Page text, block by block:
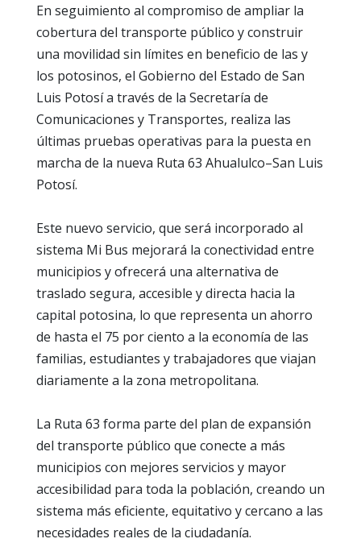
En seguimiento al compromiso de ampliar la
cobertura del transporte público y construir
una movilidad sin límites en beneficio de las y
los potosinos, el Gobierno del Estado de San
Luis Potosí a través de la Secretaría de
Comunicaciones y Transportes, realiza las
últimas pruebas operativas para la puesta en
marcha de la nueva Ruta 63 Ahualulco–San Luis
Potosí.
Este nuevo servicio, que será incorporado al
sistema Mi Bus mejorará la conectividad entre
municipios y ofrecerá una alternativa de
traslado segura, accesible y directa hacia la
capital potosina, lo que representa un ahorro
de hasta el 75 por ciento a la economía de las
familias, estudiantes y trabajadores que viajan
diariamente a la zona metropolitana.
La Ruta 63 forma parte del plan de expansión
del transporte público que conecte a más
municipios con mejores servicios y mayor
accesibilidad para toda la población, creando un
sistema más eficiente, equitativo y cercano a las
necesidades reales de la ciudadanía.